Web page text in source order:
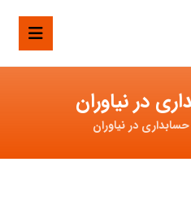
در نیاوران
در نیاوران